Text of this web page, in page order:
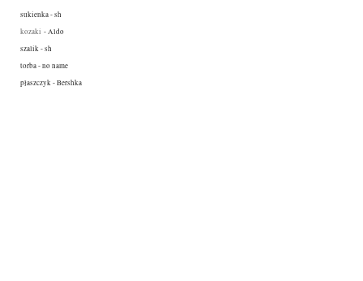
sukienka - sh
kozaki - Aldo
szalik - sh
torba - no name
płaszczyk - Bershka